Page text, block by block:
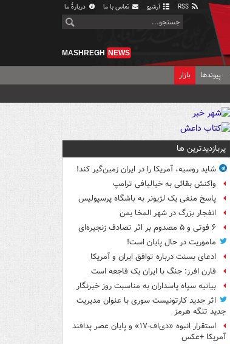
آرشیو تماس با ما دربارهٔ ما
MASHREGH NEWS
پیوندها بازار
پربازدیدترین ها
شاید روسیه، آمریکا را در ایران زمین‌گیر کند!
واکنش بقائی به خیالبافی ترامپ
پاسخ منفی یک لژیونر به باشگاه پرسپولیس
انفجار بزرگ در شهر المخا یمن
۶ فوتی و ۵ مصدوم بر اثر تصادف زنجیره‌ای
ماموریت در حال پایان است!
ادعای بسنت درباره توافق ایران و آمریکا
فارن افرز: جنگ با ایران یک فاجعه است
بیانیه سپاه پاسداران به مناسبت روز خبرنگار
اثر جدید کارتونیست سوری با عنوان مدیریت
جدید تنگه هرمز
استقرار انبوه «دی‌اف‑۱۷» و پایان عصر پدافند
آمریکا +عکس